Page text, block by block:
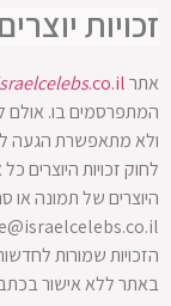
זכויות
אתר.co.il
המתפרסמים בו. אולם
לחוק זכויות היוצרים
היוצרים של תמונה או
הזכויות שמורות
באתר ללא אישור